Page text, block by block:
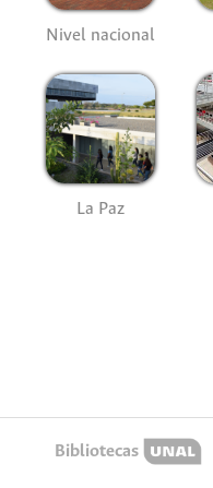
Nivel nacional
La Paz
Bibliotecas